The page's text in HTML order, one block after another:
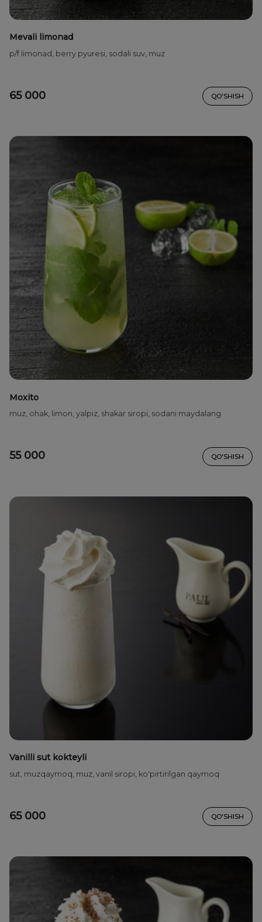
Mevali limonad
p/f limonad, berry pyuresi, sodali suv, muz
65 000 QO'SHISH
Moxito
muz, ohak, limon, yalpiz, shakar siropi, sodani maydalang
55 000 QO'SHISH
Vanilli sut kokteyli
sut, muzqaymoq, muz, vanil siropi, ko'pirtirilgan qaymoq
65 000 QO'SHISH